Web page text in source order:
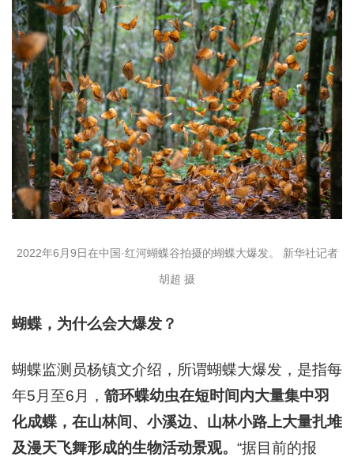
2022年6月9日在中国·红河蝴蝶谷拍摄的蝴蝶大爆发。 新华社记者
胡超 摄
蝴蝶，为什么会大爆发？
蝴蝶监测员杨镇文介绍，所谓蝴蝶大爆发，是指每
年5月至6月， 箭环蝶幼虫在短时间内大量集中羽
化成蝶，在山林间、小溪边、山林小路上大量扎堆
及漫天飞舞形成的生物活动景观。 “据目前的报